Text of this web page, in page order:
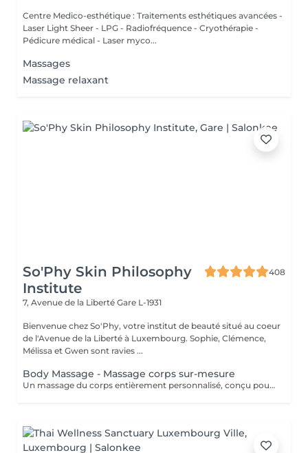
Centre Medico-esthétique : Traitements esthétiques avancées -
Laser Light Sheer - LPG - Radiofréquence - Cryothérapie -
Pédicure médical - Laser myco...
Massages
Massage relaxant
So'Phy Skin Philosophy
Institute
408
7, Avenue de la Liberté Gare L-1931
Bienvenue chez So'Phy, votre institut de beauté situé au coeur
de l'Avenue de la Liberté à Luxembourg. Sophie, Clémence,
Mélissa et Gwen sont ravies ...
Body Massage - Massage corps sur-mesure
Un massage du corps entièrement personnalisé, conçu pour s'adapter à vos besoins et aux tensions ressenties. Dès votre installation sur une table chauffante, tout est pensé pour favoriser le relâchement et le confort. L'huile utilisée est choisie selon vos préférences pour accompagner ce moment de détente. Grâce à une combinaison de manuvres enveloppantes, de pressions ciblées, d'étirements et de gestes drainants, ce massage agit en profondeur pour libérer les tensions, relâcher les zones contractées et procurer une sensation de légèreté. La pression et le rythme sont ajustés tout au long du soin afin de vous offrir un équilibre entre relaxation et efficacité. Une version adaptée est également proposée pour les femmes enceintes (45 minutes), garantissant un moment de détente en toute sécurité. Un soin idéal pour relâcher les tensions du corps, apaiser l'esprit et retrouver une sensation de bien-être global.